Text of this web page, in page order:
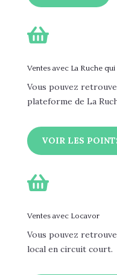

Ventes avec La Ruche
Vous pouvez
plateforme de La
VOIR LES

Ventes avec Locavor
Vous pouvez
local en circuit court.